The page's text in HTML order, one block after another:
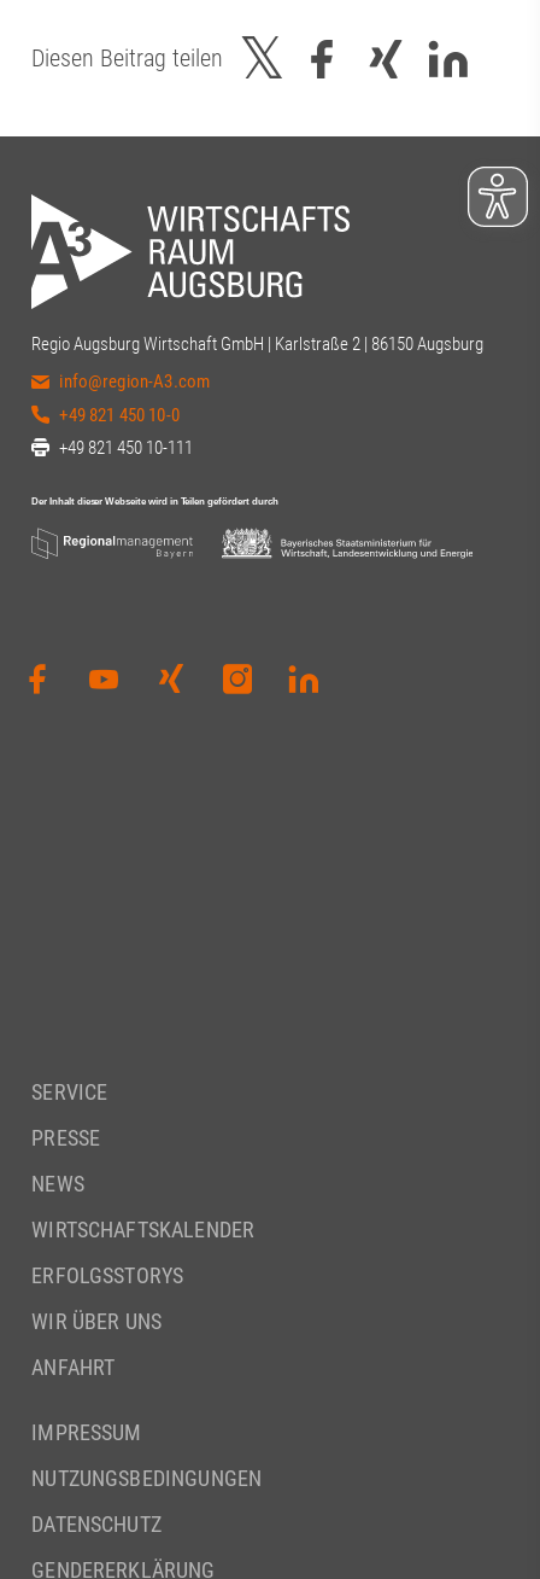
Diesen Beitrag teilen
Regio Augsburg Wirtschaft GmbH | Karlstraße 2 | 86150 Augsburg
info@region-A3.com
+49 821 450 10-0
+49 821 450 10-111
SERVICE
PRESSE
NEWS
WIRTSCHAFTSKALENDER
ERFOLGSSTORYS
WIR ÜBER UNS
ANFAHRT
IMPRESSUM
NUTZUNGSBEDINGUNGEN
DATENSCHUTZ
GENDERERKLÄRUNG